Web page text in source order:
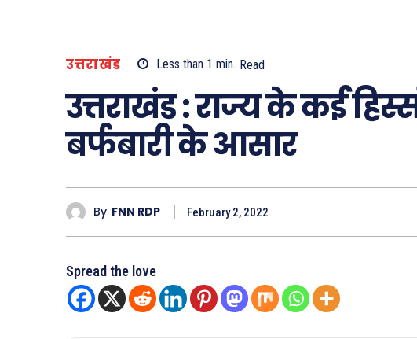
उत्तराखंड Less than 1 min. Read
उत्तराखंड : राज्य के कई
बर्फबारी के आसार
By FNN RDP February 2, 2022
Spread the love